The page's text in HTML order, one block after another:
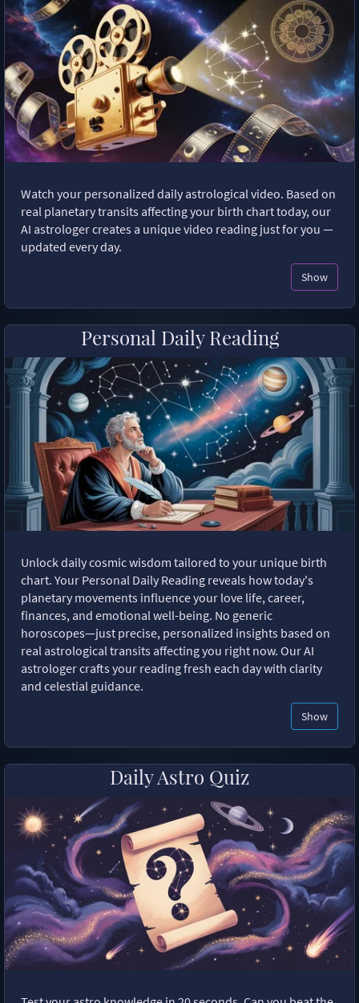
Watch your personalized daily astrological video. Based on
real planetary transits affecting your birth chart today, our
AI astrologer creates a unique video reading just for you —
updated every day.
Show
Personal Daily Reading
Unlock daily cosmic wisdom tailored to your unique birth
chart. Your Personal Daily Reading reveals how today's
planetary movements influence your love life, career,
finances, and emotional well-being. No generic
horoscopes—just precise, personalized insights based on
real astrological transits affecting you right now. Our AI
astrologer crafts your reading fresh each day with clarity
and celestial guidance.
Show
Daily Astro Quiz